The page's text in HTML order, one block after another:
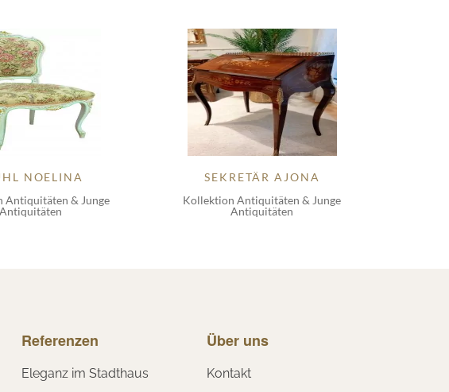
NOELINA
Antiquitäten & Junge
Antiquitäten
SEKRETÄR AJONA
Kollektion Antiquitäten & Junge
Antiquitäten
Referenzen
Eleganz im Stadthaus
Über uns
Kontakt